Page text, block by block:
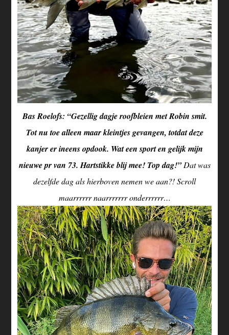
Bas Roelofs: “Gezellig dagje roofbleien met Robin smit.
Tot nu toe alleen maar kleintjes gevangen, totdat deze
kanjer er ineens opdook. Wat een sport en gelijk mijn
nieuwe pr van 73. Hartstikke blij mee! Top dag!”Dat was
dezelfde dag als hierboven nemen we aan?! Scroll
maarrrrrr naarrrrrrr onderrrrrr…